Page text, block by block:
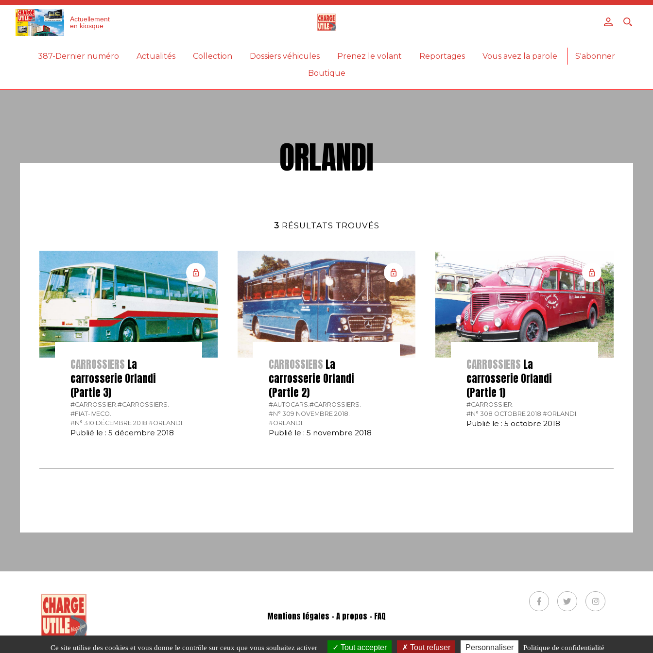
Actuellement
en kiosque
387-Dernier numéro Actualités Collection Dossiers véhicules Prenez le volant Reportages Vous avez la parole
S'abonner
Boutique
ORLANDI
3 RÉSULTATS TROUVÉS
CARROSSIERS La
carrosserie Orlandi
(Partie 3)
#CARROSSIER.#CARROSSIERS.
#FIAT-IVECO.
#N° 310 DÉCEMBRE 2018.#ORLANDI.
Publié le : 5 décembre 2018
CARROSSIERS La
carrosserie Orlandi
(Partie 2)
#AUTOCARS.#CARROSSIERS.
#N° 309 NOVEMBRE 2018.
#ORLANDI.
Publié le : 5 novembre 2018
CARROSSIERS La
carrosserie Orlandi
(Partie 1)
#CARROSSIER.
#N° 308 OCTOBRE 2018.#ORLANDI.
Publié le : 5 octobre 2018
Mentions légales - A propos - FAQ
Panneau de gestion des cookies
Ce site utilise des cookies et vous donne le contrôle sur ceux que vous souhaitez activer Tout accepter Tout refuser Personnaliser Politique de confidentialité